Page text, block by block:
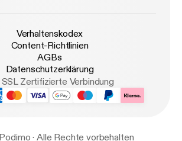
Verhaltenskodex
Content-Richtlinien
AGBs
Datenschutzerklärung
SSL Zertifizierte Verbindung
· Alle Rechte vorbehalten